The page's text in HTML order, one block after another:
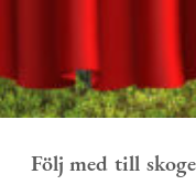
Följ med till